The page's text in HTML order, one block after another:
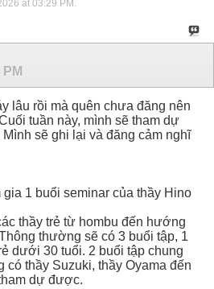
at 03:29 PM .
lâu rồi mà quên chưa đăng nên
tuần này, mình sẽ tham dự
sẽ ghi lại và đăng cảm nghĩ
1 buổi seminar của thầy Hino
thầy trẻ từ hombu đến hướng
thường sẽ có 3 buổi tập, 1
dưới 30 tuổi. 2 buổi tập chung
có thầy Suzuki, thầy Oyama đến
dự được.